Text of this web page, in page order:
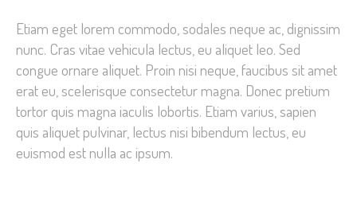
Etiam eget lorem commodo, sodales neque ac, dignissim
nunc. Cras vitae vehicula lectus, eu aliquet leo. Sed
congue ornare aliquet. Proin nisi neque, faucibus sit amet
erat eu, scelerisque consectetur magna. Donec pretium
tortor quis magna iaculis lobortis. Etiam varius, sapien
quis aliquet pulvinar, lectus nisi bibendum lectus, eu
euismod est nulla ac ipsum.